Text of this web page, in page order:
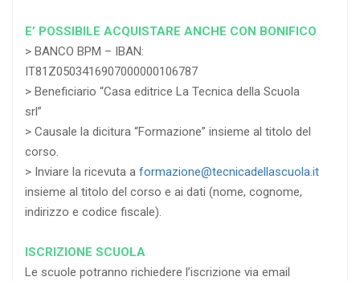
E’ POSSIBILE ACQUISTARE ANCHE CON BONIFICO
> BANCO BPM – IBAN:
IT81Z0503416907000000106787
> Beneficiario “Casa editrice La Tecnica della Scuola
srl”
> Causale la dicitura “Formazione” insieme al titolo del
corso.
> Inviare la ricevuta a formazione@tecnicadellascuola.it
insieme al titolo del corso e ai dati (nome, cognome,
indirizzo e codice fiscale).
ISCRIZIONE SCUOLA
Le scuole potranno richiedere l’iscrizione via email